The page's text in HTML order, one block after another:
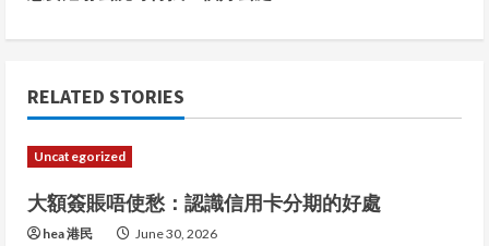
t
i
n
u
e
RELATED STORIES
Uncategorized
大額簽賬唔使愁：認識信用卡分期的好處
hea 港民 June 30, 2026